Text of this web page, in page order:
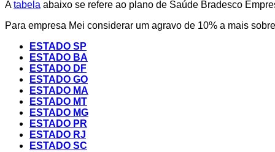
Atabela abaixo se refere ao plano de Saúde Bradesco
Para empresa Mei considerar um agravo de 10% a mais
ESTADO SP
ESTADO BA
ESTADO DF
ESTADO GO
ESTADO MA
ESTADO MT
ESTADO MG
ESTADO PR
ESTADO RJ
ESTADO SC